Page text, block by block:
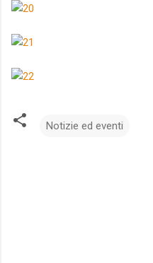
Notizie ed eventi